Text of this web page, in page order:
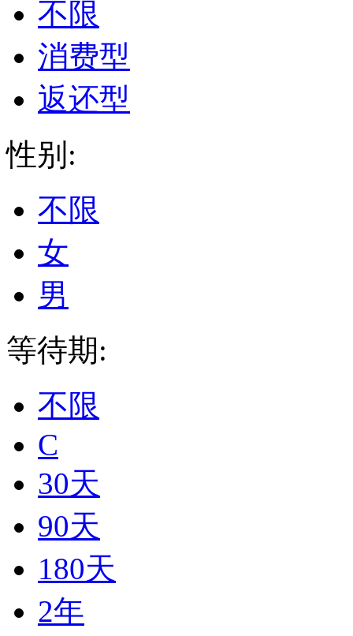
不限
消费型
返还型
性别:
不限
女
男
等待期:
不限
C
30天
90天
180天
2年